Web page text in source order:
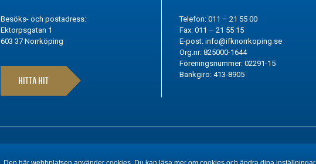
Besöks- och postadress:
Ektorpsgatan 1
603 37 Norrköping
HITTA HIT
Telefon: 011 – 21 55 00
Fax: 011 – 21 55 15
E-post:info@ifknorrkoping.se
Org.nr: 825000-1644
Föreningsnummer: 02291-15
Bankgiro: 413-8905